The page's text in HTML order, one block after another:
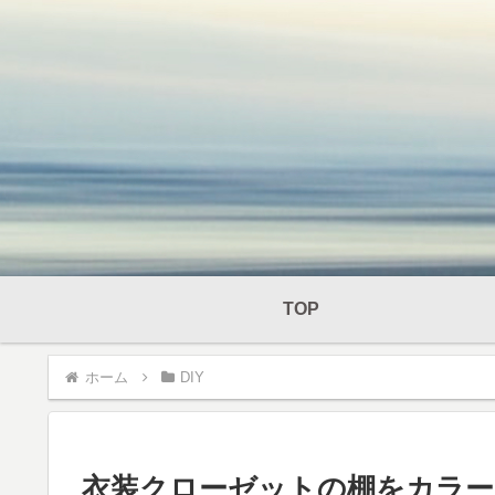
TOP
ホーム DIY
衣装クローゼットの棚をカラ